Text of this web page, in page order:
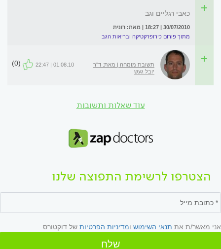
כאבי רגליים וגב
30/07/2010 | 18:27 | מאת: רונית
מתוך פורום כירופרקטיקה ובריאות הגב
תשובת מומחה | מאת: ד"ר
יובל געש
01.08.10 | 22:47
(0)
עוד שאלות ותשובות
הצטרפו לרשימת התפוצה שלנו
אני מאשר/ת את תנאי השימוש ומדיניות הפרטיות של דוקטורס
שלח